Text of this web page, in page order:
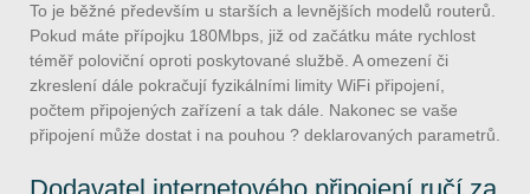
To je běžné především u starších a levnějších modelů routerů.
Pokud máte přípojku 180Mbps, již od začátku máte rychlost
téměř poloviční oproti poskytované službě. A omezení či
zkreslení dále pokračují fyzikálními limity WiFi připojení,
počtem připojených zařízení a tak dále. Nakonec se vaše
připojení může dostat i na pouhou ? deklarovaných parametrů.